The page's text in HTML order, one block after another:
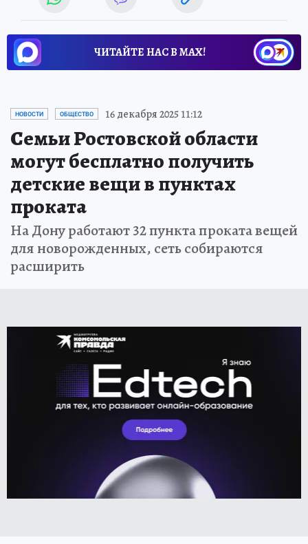
ЧИТАЙТЕ НАС В МАХ!
НОВОСТИ ОБЩЕСТВО 16 декабря 2025 11:12
Семьи Ростовской области
могут бесплатно получить
детские вещи в пунктах
проката
На Дону работают 32 пункта проката вещей
для новорожденных, сеть собираются
расширить